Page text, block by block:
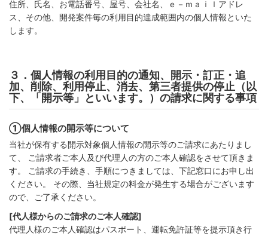
住所、氏名、お電話番号、屋号、会社名、ｅ－ｍａｉｌアドレ
ス、その他、開発案件毎の利用目的達成範囲内の個人情報といた
します。
３．個人情報の利用目的の通知、開示・訂正・追
加、削除、利用停止、消去、第三者提供の停止（以
下、「開示等」といいます。）の請求に関する事項
①個人情報の開示等について
当社が保有する開示対象個人情報の開示等のご請求にあたりまし
て、 ご請求者ご本人及び代理人の方のご本人確認をさせて頂きま
す。 ご請求の手続き、手順につきましては、下記窓口にお申し出
ください。 その際、当社規定の料金が発生する場合がございます
ので、ご了承ください。
[代人様からのご請求のご本人確認]
代理人様のご本人確認はパスポート、運転免許証等を提示頂き行